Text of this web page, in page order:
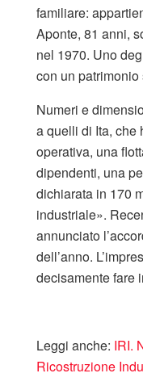
familiare:
Aponte, 81 anni,
nel 1970. Uno
con un
Numeri e
a quelli di Ita, che
operativa, una
dipendenti, una
dichiarata in 170
industriale».
annunciato
dell’anno.
decisamente fare
Leggi anche: IRI.
Ricostruzione